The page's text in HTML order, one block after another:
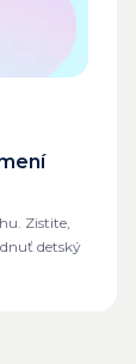
Zistite,
detský